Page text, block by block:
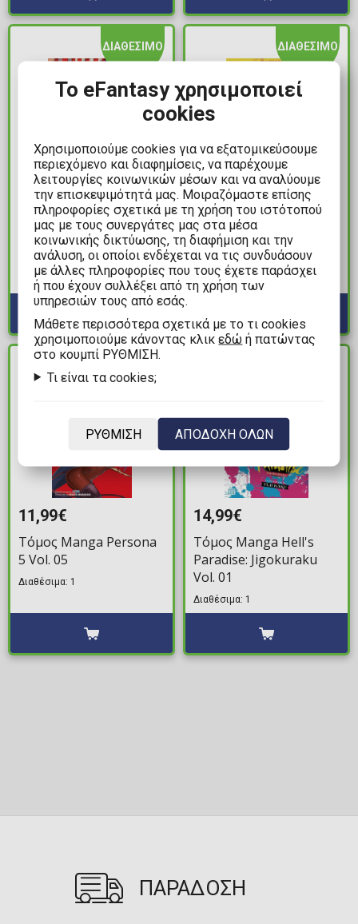
ΔΙΑΘΕΣΙΜΟ
15,00€
Δικαστής Ντρεντ #3 -
Το Τέλος των Ημερών
Διαθέσιμα: 1
ΔΙΑΘΕΣΙΜΟ
11,99€
Τόμος Manga One
Piece Vol. 08 (New
Printing)
Διαθέσιμα: 2
11,99€
Τόμος Manga Persona
5 Vol. 05
Διαθέσιμα: 1
14,99€
Τόμος Manga Hell's
Paradise: Jigokuraku
Vol. 01
Διαθέσιμα: 1
ΠΑΡΑΔΟΣΗ
Το eFantasy χρησιμοποιεί
cookies
Χρησιμοποιούμε cookies για να εξατομικεύσουμε
περιεχόμενο και διαφημίσεις, να παρέχουμε
λειτουργίες κοινωνικών μέσων και να αναλύουμε
την επισκεψιμότητά μας. Μοιραζόμαστε επίσης
πληροφορίες σχετικά με τη χρήση του ιστότοπού
μας με τους συνεργάτες μας στα μέσα
κοινωνικής δικτύωσης, τη διαφήμιση και την
ανάλυση, οι οποίοι ενδέχεται να τις συνδυάσουν
με άλλες πληροφορίες που τους έχετε παράσχει
ή που έχουν συλλέξει από τη χρήση των
υπηρεσιών τους από εσάς.
Mάθετε περισσότερα σχετικά με το τι cookies
χρησιμοποιούμε κάνοντας κλικεδώ ή πατώντας
στο κουμπί ΡΥΘΜΙΣΗ.
Τι είναι τα cookies;
ΡΥΘΜΙΣΗ ΑΠΟΔΟΧΗ ΟΛΩΝ